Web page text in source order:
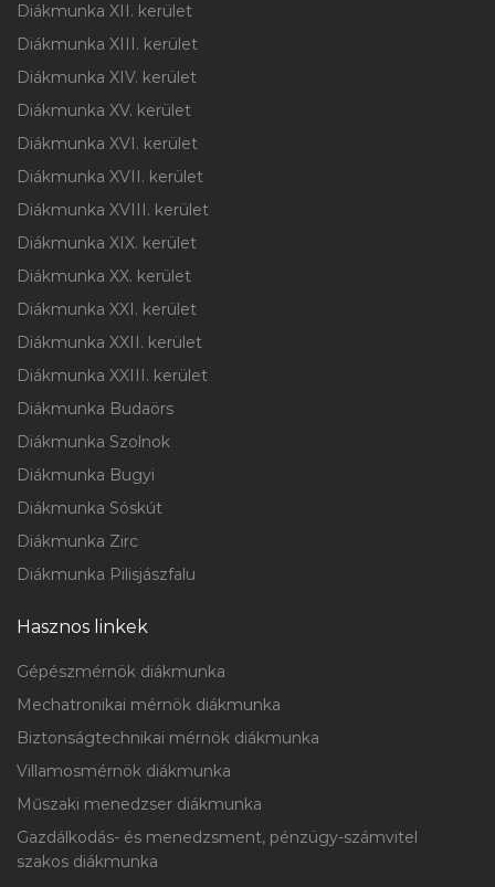
Diákmunka XII. kerület
Diákmunka XIII. kerület
Diákmunka XIV. kerület
Diákmunka XV. kerület
Diákmunka XVI. kerület
Diákmunka XVII. kerület
Diákmunka XVIII. kerület
Diákmunka XIX. kerület
Diákmunka XX. kerület
Diákmunka XXI. kerület
Diákmunka XXII. kerület
Diákmunka XXIII. kerület
Diákmunka Budaörs
Diákmunka Szolnok
Diákmunka Bugyi
Diákmunka Sóskút
Diákmunka Zirc
Diákmunka Pilisjászfalu
Hasznos linkek
Gépészmérnök diákmunka
Mechatronikai mérnök diákmunka
Biztonságtechnikai mérnök diákmunka
Villamosmérnök diákmunka
Műszaki menedzser diákmunka
Gazdálkodás- és menedzsment, pénzügy-számvitel
szakos diákmunka